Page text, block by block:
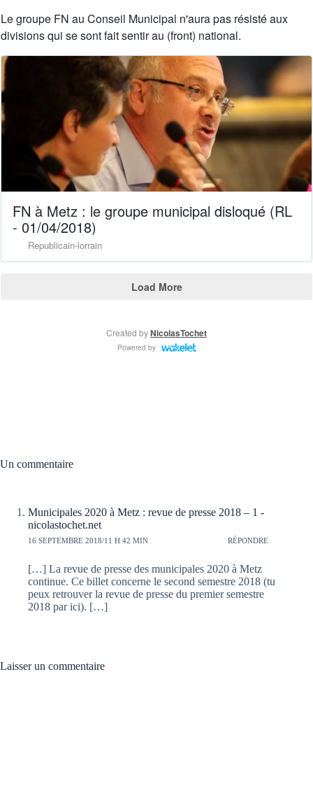
Un commentaire
Municipales 2020 à Metz : revue de presse 2018 – 1 -
nicolastochet.net
16 SEPTEMBRE 2018/11 H 42 MIN RÉPONDRE
[…] La revue de presse des municipales 2020 à Metz
continue. Ce billet concerne le second semestre 2018 (tu
peux retrouver la revue de presse du premier semestre
2018 par ici). […]
Laisser un commentaire